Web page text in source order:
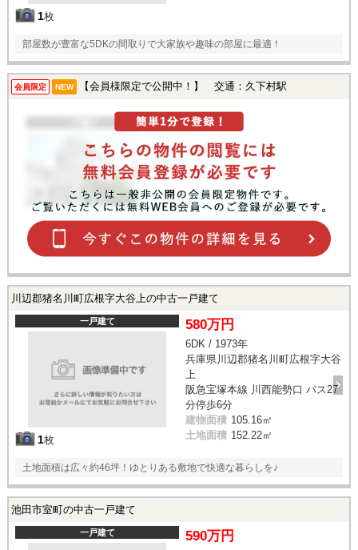
1枚
部屋数が豊富な5DKの間取りで大家族や趣味の部屋に最適！
会員限定 NEW 【会員様限定で公開中！】 交通：久下村駅
川辺郡猪名川町広根字大谷上の中古一戸建て
一戸建て
1枚
580万円
6DK / 1973年
兵庫県川辺郡猪名川町広根字大谷
上
阪急宝塚本線 川西能勢口 バス27
分停歩6分
建物面積 105.16㎡
土地面積 152.22㎡
土地面積は広々約46坪！ゆとりある敷地で快適な暮らしを♪
池田市室町の中古一戸建て
一戸建て 590万円